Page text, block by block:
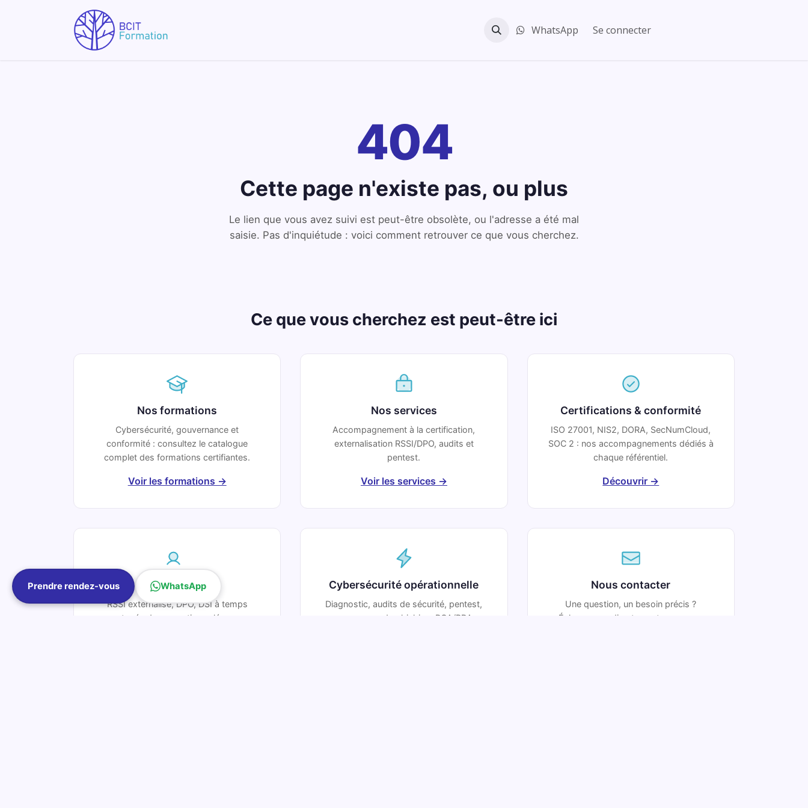
Se rendre au contenu
News WhatsApp Se connecter
404
Cette page n'existe pas, ou plus
Le lien que vous avez suivi est peut-être obsolète, ou l'adresse a été mal
saisie. Pas d'inquiétude : voici comment retrouver ce que vous cherchez.
Ce que vous cherchez est peut-être ici
Nos formations
Cybersécurité, gouvernance et
conformité : consultez le catalogue
complet des formations certifiantes.
Voir les formations →
Nos services
Accompagnement à la certification,
externalisation RSSI/DPO, audits et
pentest.
Voir les services →
Certifications & conformité
ISO 27001, NIS2, DORA, SecNumCloud,
SOC 2 : nos accompagnements dédiés à
chaque référentiel.
Découvrir →
Externalisation
RSSI externalisé, DPO, DSI à temps
partagé : des expertises clés sans
Cybersécurité opérationnelle
Diagnostic, audits de sécurité, pentest,
campagnes de phishing, PCA/PRA.
Nous contacter
Une question, un besoin précis ?
Échangeons directement pour vous
Prendre rendez-vous WhatsApp